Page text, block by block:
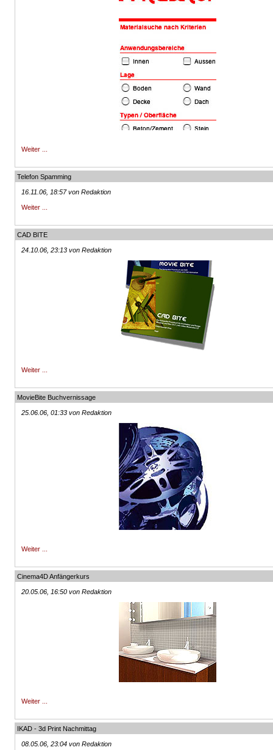
Weiter ...
Telefon Spamming
16.11.06, 18:57 von Redaktion
Weiter ...
CAD BITE
24.10.06, 23:13 von Redaktion
Weiter ...
MovieBite Buchvernissage
25.06.06, 01:33 von Redaktion
Weiter ...
Cinema4D Anfängerkurs
20.05.06, 16:50 von Redaktion
Weiter ...
IKAD - 3d Print Nachmittag
08.05.06, 23:04 von Redaktion